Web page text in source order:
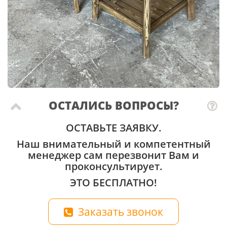
ОСТАЛИСЬ ВОПРОСЫ?
ОСТАВЬТЕ ЗАЯВКУ.
Наш внимательный и компетентный
менеджер сам перезвонит Вам и
проконсультирует.
ЭТО БЕСПЛАТНО!
Заказать звонок